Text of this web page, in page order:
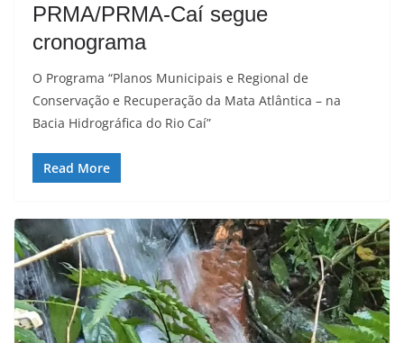
PRMA/PRMA-Caí segue
cronograma
O Programa “Planos Municipais e Regional de
Conservação e Recuperação da Mata Atlântica – na
Bacia Hidrográfica do Rio Caí”
Read More